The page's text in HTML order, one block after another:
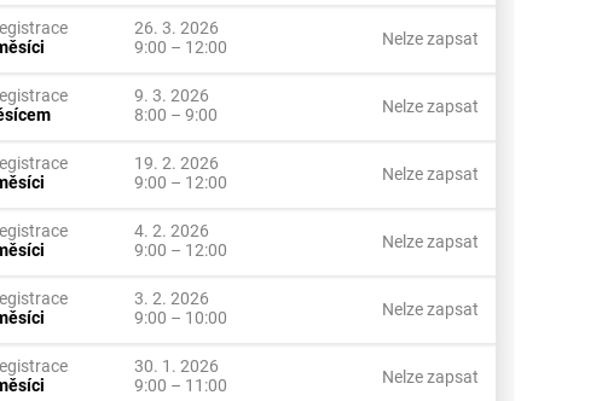
26. 3. 2026
9:00 – 12:00
Nelze zapsat
9. 3. 2026
8:00 – 9:00
Nelze zapsat
19. 2. 2026
9:00 – 12:00
Nelze zapsat
4. 2. 2026
9:00 – 12:00
Nelze zapsat
3. 2. 2026
9:00 – 10:00
Nelze zapsat
30. 1. 2026
9:00 – 11:00
Nelze zapsat